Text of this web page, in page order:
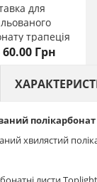
для
трапеція
(10 шт)
60.00 Грн
хвилястий